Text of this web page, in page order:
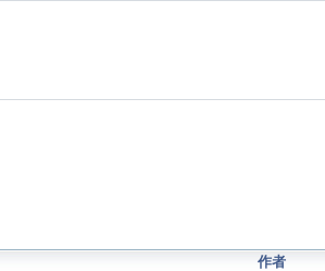
作者